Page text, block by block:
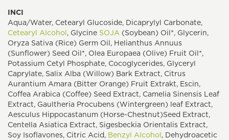
INCI
Aqua/Water, Cetearyl Glucoside, Dicaprylyl Carbonate,
Cetearyl Alcohol, Glycine SOJA (Soybean) Oil*, Glycerin,
Oryza Sativa (Rice) Germ Oil, Helianthus Annuus
(Sunflower) Seed Oil*, Olea Europaea (Olive) Fruit Oil*,
Potassium Cetyl Phosphate, Cocoglycerides, Glyceryl
Caprylate, Salix Alba (Willow) Bark Extract, Citrus
Aurantium Amara (Bitter Orange) Fruit Extrakt, Escin,
Coffea Arabica (Coffee) Seed Extract, Camelia Sinensis Leaf
Extract, Gaultheria Procubens (Wintergreen) leaf Extract,
Aesculus Hippocastanum (Horse-Chestnut)Seed Extract,
Centella Asiatica Extract, Sigesbeckia Orientalis Extract,
Soy Isoflavones, Citric Acid, Benzyl Alcohol, Dehydroacetic